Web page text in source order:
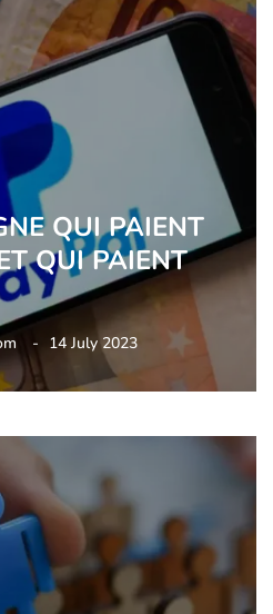
QUI PAIENT
QUI PAIENT
14 July 2023